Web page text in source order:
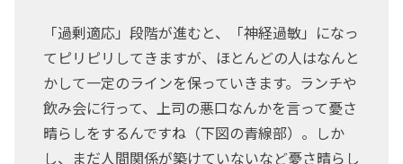
「過剰適応」段階が進むと、「神経過敏」になっ
てピリピリしてきますが、ほとんどの人はなんと
かして一定のラインを保っていきます。ランチや
飲み会に行って、上司の悪口なんかを言って憂さ
晴らしをするんですね（下図の青線部）。しか
し、まだ人間関係が築けていないなど憂さ晴らし